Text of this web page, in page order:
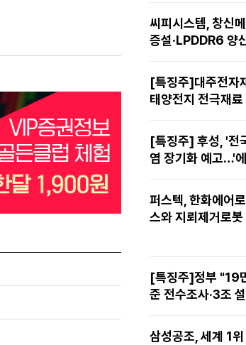
씨피시스템, 창신
증설·LPDDR6 양
[특징주]대주전자
태양전지 전극재
[특징주] 후성, '전
염 장기화 예고…'
퍼스텍, 한화에어
스와 지뢰제거로봇
[특징주]정부 "19
준 전수조사·3조
삼성공조, 세계 1